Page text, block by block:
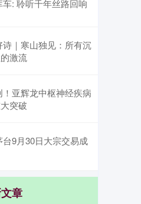
: 聆听千年丝路回响
｜寒山独见：所有沉
激流
亚辉龙中枢神经疾病
突破
9月30日大宗交易成
章